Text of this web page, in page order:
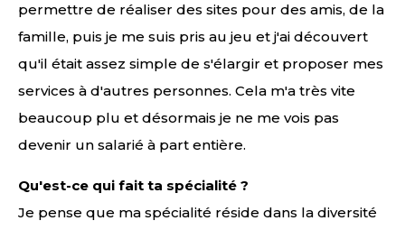
permettre de réaliser des sites pour des amis, de la
famille, puis je me suis pris au jeu et j'ai découvert
qu'il était assez simple de s'élargir et proposer mes
services à d'autres personnes. Cela m'a très vite
beaucoup plu et désormais je ne me vois pas
devenir un salarié à part entière.
Qu'est-ce qui fait ta spécialité ?
Je pense que ma spécialité réside dans la diversité